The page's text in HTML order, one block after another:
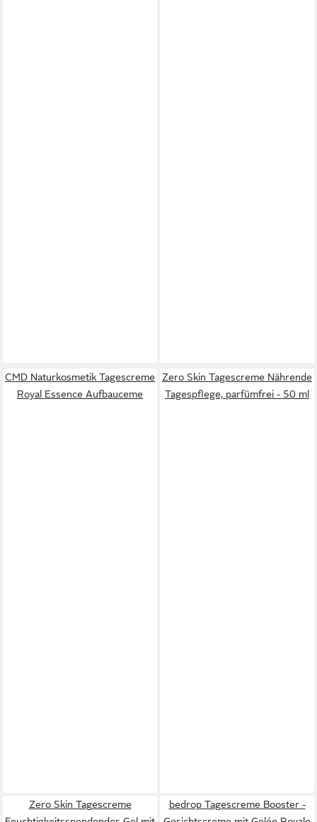
CMD Naturkosmetik Tagescreme
Royal Essence Aufbauceme
Zero Skin Tagescreme Nährende
Tagespflege, parfümfrei - 50 ml
Zero Skin Tagescreme
bedrop Tagescreme Booster -